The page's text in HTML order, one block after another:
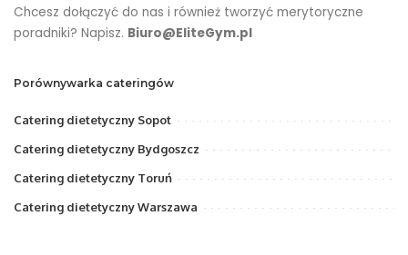
Chcesz dołączyć do nas i również tworzyć merytoryczne
poradniki? Napisz. Biuro@EliteGym.pl
Porównywarka cateringów
Catering dietetyczny Sopot
Catering dietetyczny Bydgoszcz
Catering dietetyczny Toruń
Catering dietetyczny Warszawa